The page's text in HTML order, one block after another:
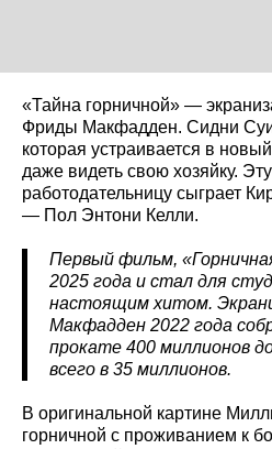
«Тайна горничной» —
Фриды Макфадден. Сидни
которая устраивается в
даже видеть свою хозяйку.
работодательницу сыграет
— Пол Энтони Келли.
Первый фильм,
2025 года и стал для
настоящим хитом.
Макфадден 2022 года
прокате 400 миллионов
всего в 35 миллионов.
В оригинальной картине
горничной с проживанием к